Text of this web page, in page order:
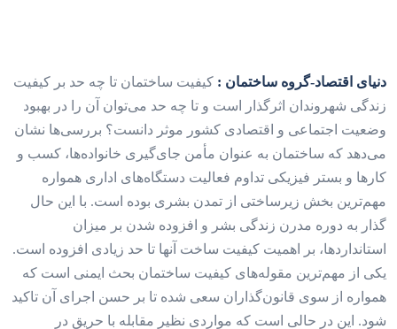
دنیای اقتصاد-گروه ساختمان : کیفیت ساختمان تا چه حد بر کیفیت
زندگی شهروندان اثرگذار است و تا چه حد می‌توان آن را در بهبود
وضعیت اجتماعی و اقتصادی کشور موثر دانست؟ بررسی‌‌‌ها نشان
می‌دهد که ساختمان به عنوان مأمن جای‌گیری خانواده‌‌‌ها، کسب و
کارها و بستر فیزیکی تداوم فعالیت دستگاه‌‌‌های اداری همواره
مهم‌ترین بخش زیرساختی از تمدن بشری بوده‌‌‌ است. با این حال
‌گذار به دوره مدرن زندگی بشر و افزوده شدن بر میزان
استانداردها، بر اهمیت کیفیت ساخت آنها تا حد زیادی افزوده است.
یکی از مهم‌ترین مقوله‌‌‌های کیفیت ساختمان بحث ایمنی است که
همواره از سوی قانون‌گذاران سعی شده تا بر حسن اجرای آن تاکید
شود. این در حالی است که مواردی نظیر مقابله با حریق در